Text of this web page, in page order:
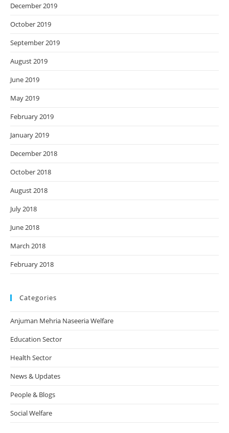
December 2019
October 2019
September 2019
August 2019
June 2019
May 2019
February 2019
January 2019
December 2018
October 2018
August 2018
July 2018
June 2018
March 2018
February 2018
Categories
Anjuman Mehria Naseeria Welfare
Education Sector
Health Sector
News & Updates
People & Blogs
Social Welfare